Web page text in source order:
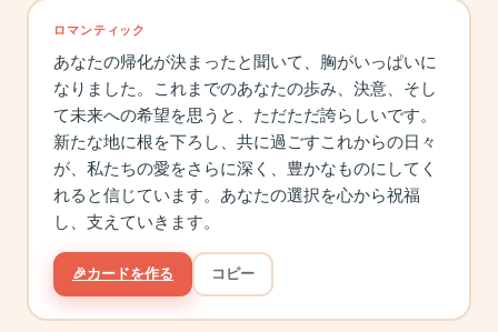
ロマンティック
あなたの帰化が決まったと聞いて、胸がいっぱいに
なりました。これまでのあなたの歩み、決意、そし
て未来への希望を思うと、ただただ誇らしいです。
新たな地に根を下ろし、共に過ごすこれからの日々
が、私たちの愛をさらに深く、豊かなものにしてく
れると信じています。あなたの選択を心から祝福
し、支えていきます。
🎉カードを作る コピー